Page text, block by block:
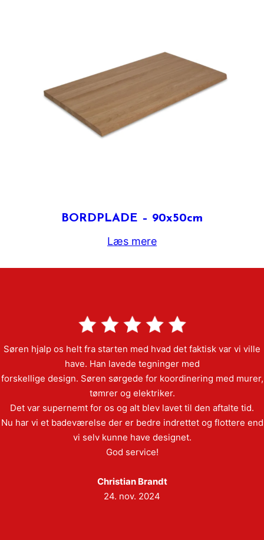
BORDPLADE – 90x50cm
Læs mere
Søren hjalp os helt fra starten med hvad det faktisk var vi ville
have. Han lavede tegninger med
forskellige design. Søren sørgede for koordinering med murer,
tømrer og elektriker.
Det var supernemt for os og alt blev lavet til den aftalte tid.
Nu har vi et badeværelse der er bedre indrettet og flottere end
vi selv kunne have designet.
God service!
Christian Brandt
24. nov. 2024